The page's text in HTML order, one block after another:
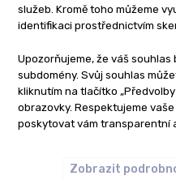
služeb. Kromě toho můžeme
identifikaci prostřednictvím
Upozorňujeme, že váš
subdomény. Svůj souhlas
kliknutím na tlačítko
obrazovky. Respektujeme
poskytovat vám transparentní
Zobrazit